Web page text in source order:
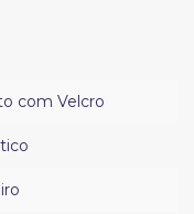
com Velcro